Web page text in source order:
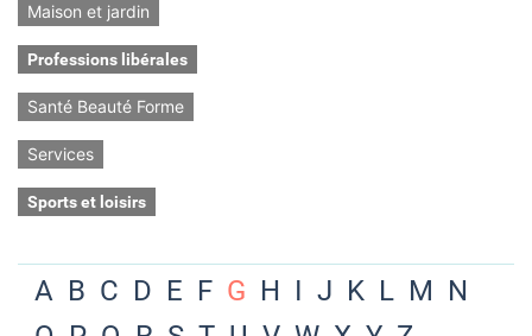
Maison et jardin
Professions libérales
Santé Beauté Forme
Services
Sports et loisirs
A B C D E F G H I J K L M N